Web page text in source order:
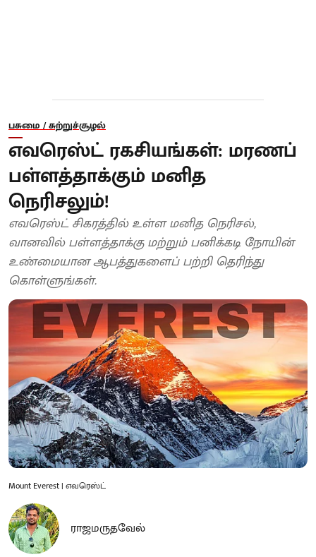
பசுமை / சுற்றுச்சூழல்
எவரெஸ்ட் ரகசியங்கள்: மரணப்
பள்ளத்தாக்கும் மனித
நெரிசலும்!
எவரெஸ்ட் சிகரத்தில் உள்ள மனித நெரிசல்,
வானவில் பள்ளத்தாக்கு மற்றும் பனிக்கடி நோயின்
உண்மையான ஆபத்துகளைப் பற்றி தெரிந்து
கொள்ளுங்கள்.
Mount Everest | எவரெஸ்ட்
ராஜமருதவேல்